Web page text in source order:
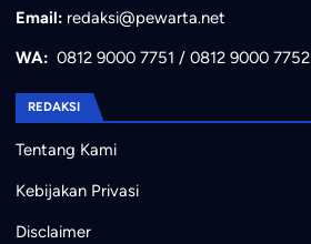
Email: redaksi@pewarta.net
WA: 0812 9000 7751 / 0812 9000 7752
REDAKSI
Tentang Kami
Kebijakan Privasi
Disclaimer